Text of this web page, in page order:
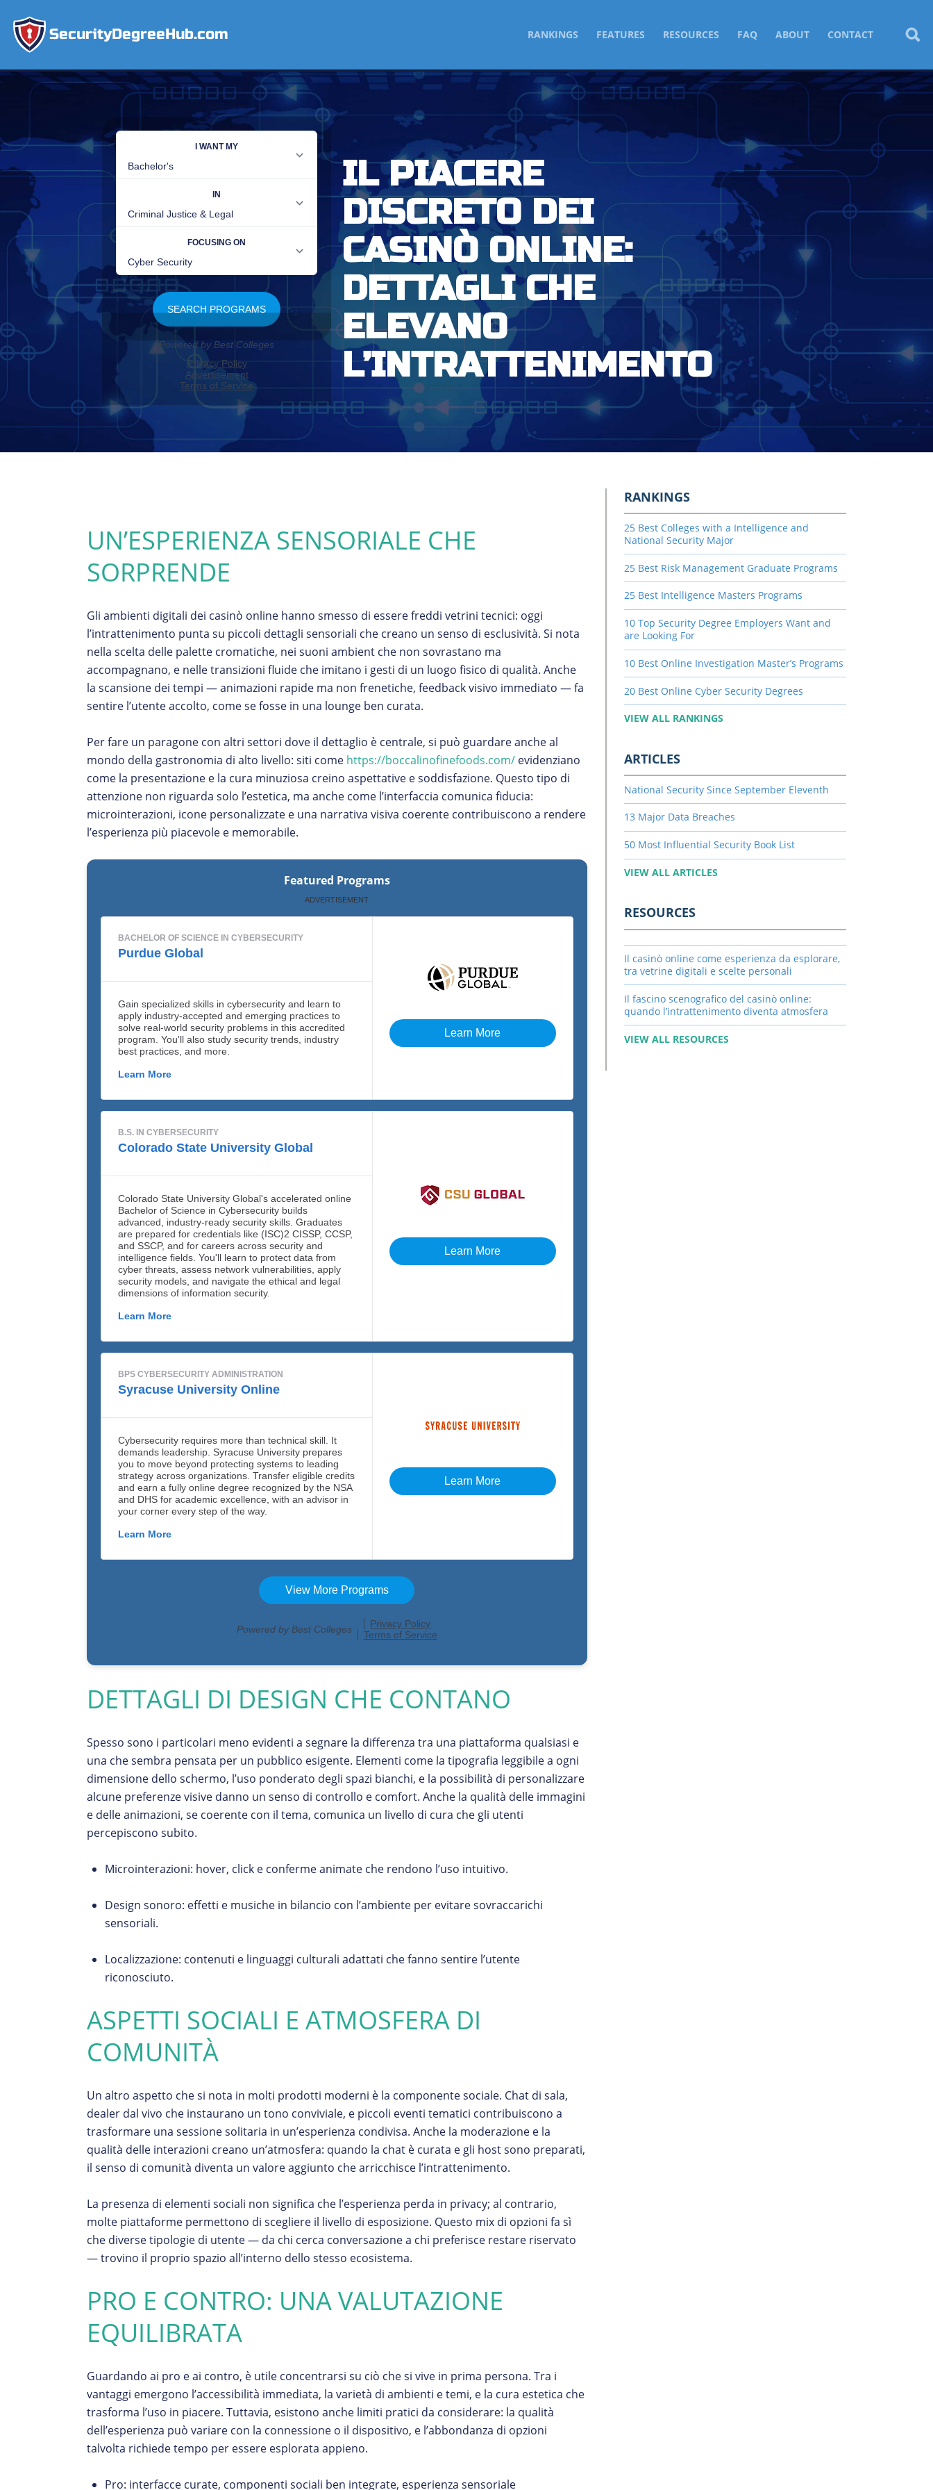
SecurityDegreeHub.com RANKINGS FEATURES RESOURCES FAQ ABOUT CONTACT
IL PIACERE
DISCRETO DEI
CASINÒ ONLINE:
DETTAGLI CHE
ELEVANO
L’INTRATTENIMENTO
UN’ESPERIENZA SENSORIALE CHE
SORPRENDE
Gli ambienti digitali dei casinò online hanno smesso di essere freddi vetrini tecnici: oggi
l’intrattenimento punta su piccoli dettagli sensoriali che creano un senso di esclusività. Si nota
nella scelta delle palette cromatiche, nei suoni ambient che non sovrastano ma
accompagnano, e nelle transizioni fluide che imitano i gesti di un luogo fisico di qualità. Anche
la scansione dei tempi — animazioni rapide ma non frenetiche, feedback visivo immediato — fa
sentire l’utente accolto, come se fosse in una lounge ben curata.
Per fare un paragone con altri settori dove il dettaglio è centrale, si può guardare anche al
mondo della gastronomia di alto livello: siti come https://boccalinofinefoods.com/ evidenziano
come la presentazione e la cura minuziosa creino aspettative e soddisfazione. Questo tipo di
attenzione non riguarda solo l’estetica, ma anche come l’interfaccia comunica fiducia:
microinterazioni, icone personalizzate e una narrativa visiva coerente contribuiscono a rendere
l’esperienza più piacevole e memorabile.
Featured Programs
DETTAGLI DI DESIGN CHE CONTANO
Spesso sono i particolari meno evidenti a segnare la differenza tra una piattaforma qualsiasi e
una che sembra pensata per un pubblico esigente. Elementi come la tipografia leggibile a ogni
dimensione dello schermo, l’uso ponderato degli spazi bianchi, e la possibilità di personalizzare
alcune preferenze visive danno un senso di controllo e comfort. Anche la qualità delle immagini
e delle animazioni, se coerente con il tema, comunica un livello di cura che gli utenti
percepiscono subito.
Microinterazioni: hover, click e conferme animate che rendono l’uso intuitivo.
Design sonoro: effetti e musiche in bilancio con l’ambiente per evitare sovraccarichi
sensoriali.
Localizzazione: contenuti e linguaggi culturali adattati che fanno sentire l’utente
riconosciuto.
ASPETTI SOCIALI E ATMOSFERA DI
COMUNITÀ
Un altro aspetto che si nota in molti prodotti moderni è la componente sociale. Chat di sala,
dealer dal vivo che instaurano un tono conviviale, e piccoli eventi tematici contribuiscono a
trasformare una sessione solitaria in un’esperienza condivisa. Anche la moderazione e la
qualità delle interazioni creano un’atmosfera: quando la chat è curata e gli host sono preparati,
il senso di comunità diventa un valore aggiunto che arricchisce l’intrattenimento.
La presenza di elementi sociali non significa che l’esperienza perda in privacy; al contrario,
molte piattaforme permettono di scegliere il livello di esposizione. Questo mix di opzioni fa sì
che diverse tipologie di utente — da chi cerca conversazione a chi preferisce restare riservato
— trovino il proprio spazio all’interno dello stesso ecosistema.
PRO E CONTRO: UNA VALUTAZIONE
EQUILIBRATA
Guardando ai pro e ai contro, è utile concentrarsi su ciò che si vive in prima persona. Tra i
vantaggi emergono l’accessibilità immediata, la varietà di ambienti e temi, e la cura estetica che
trasforma l’uso in piacere. Tuttavia, esistono anche limiti pratici da considerare: la qualità
dell’esperienza può variare con la connessione o il dispositivo, e l’abbondanza di opzioni
talvolta richiede tempo per essere esplorata appieno.
Pro: interfacce curate, componenti sociali ben integrate, esperienza sensoriale
RANKINGS
25 Best Colleges with a Intelligence and
National Security Major
25 Best Risk Management Graduate Programs
25 Best Intelligence Masters Programs
10 Top Security Degree Employers Want and
are Looking For
10 Best Online Investigation Master’s Programs
20 Best Online Cyber Security Degrees
VIEW ALL RANKINGS
ARTICLES
National Security Since September Eleventh
13 Major Data Breaches
50 Most Influential Security Book List
VIEW ALL ARTICLES
RESOURCES
Il casinò online come esperienza da esplorare,
tra vetrine digitali e scelte personali
Il fascino scenografico del casinò online:
quando l’intrattenimento diventa atmosfera
VIEW ALL RESOURCES